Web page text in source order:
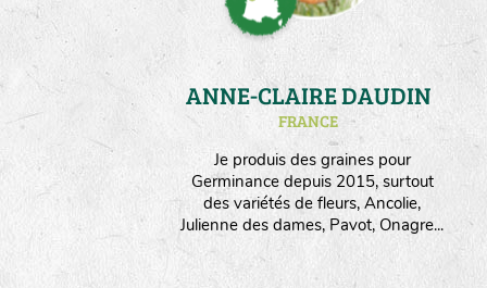
Je produis des graines pour
Germinance depuis 2015, surtout
des variétés de fleurs, Ancolie,
Julienne des dames, Pavot, Onagre...
ANNE-CLAIRE DAUDIN
FRANCE